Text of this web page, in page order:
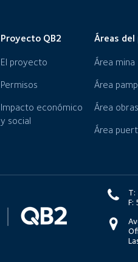
Proyecto QB2
El proyecto
Permisos
Impacto económico
y social
Áreas
Área mina
Área
Área
Área
F: